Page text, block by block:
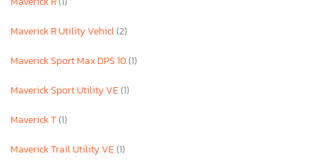
Maverick R Utility Vehicl(2)
Maverick Sport Max DPS 10(1)
Maverick Sport Utility VE(1)
Maverick T(1)
Maverick Trail Utility VE(1)